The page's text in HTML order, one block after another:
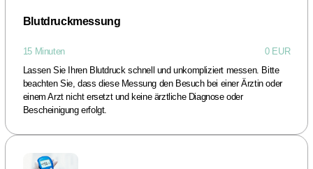
Blutdruckmessung
15 Minuten
0 EUR
Lassen Sie Ihren Blutdruck schnell und unkompliziert messen. Bitte
beachten Sie, dass diese Messung den Besuch bei einer Ärztin oder
einem Arzt nicht ersetzt und keine ärztliche Diagnose oder
Bescheinigung erfolgt.